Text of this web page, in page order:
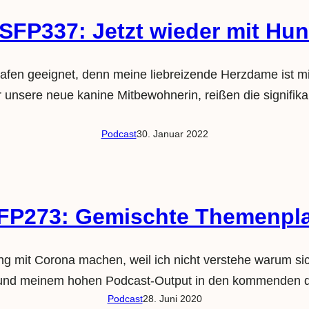
Jetzt wieder mit
geeignet, denn meine liebreizende Herzdame ist
neue kanine Mitbewohnerin, reißen die
Podcast30. Januar 2022
Gemischte
mit Corona machen, weil ich nicht verstehe warum
meinem hohen Podcast-Output in den kommenden
Podcast28. Juni 2020